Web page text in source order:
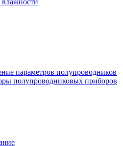
параметров полупроводников
полупроводниковых приборов